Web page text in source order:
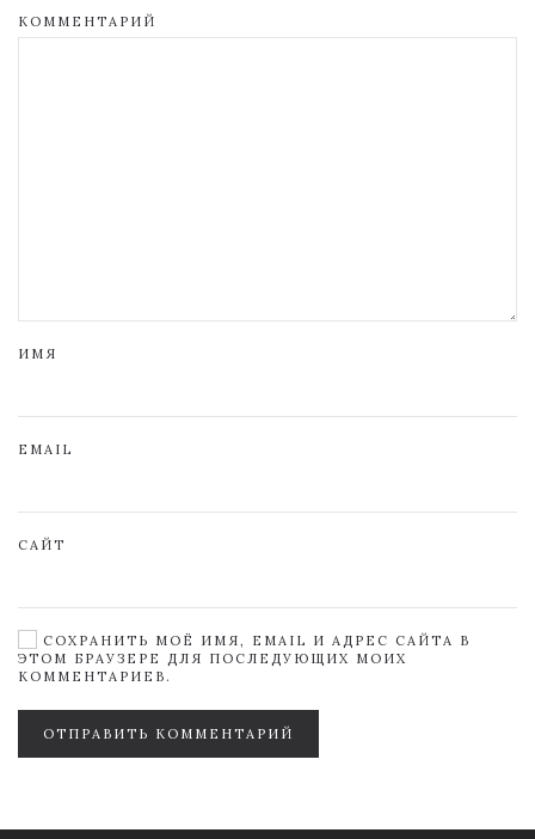
КОММЕНТАРИЙ
ИМЯ
EMAIL
САЙТ
СОХРАНИТЬ МОЁ ИМЯ, EMAIL И АДРЕС САЙТА В
ЭТОМ БРАУЗЕРЕ ДЛЯ ПОСЛЕДУЮЩИХ МОИХ
КОММЕНТАРИЕВ.
ОТПРАВИТЬ КОММЕНТАРИЙ